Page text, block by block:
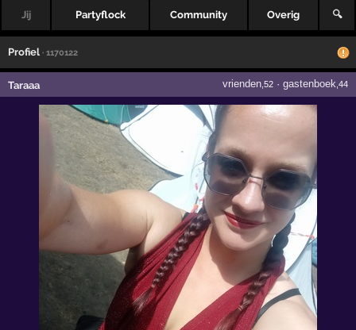
Jij Partyflock Community Overig 🔍
Profiel · 1170122
Taraaa vrienden,52· gastenboek ,44